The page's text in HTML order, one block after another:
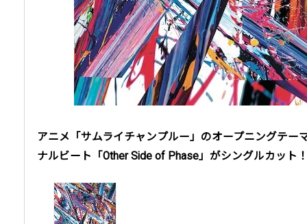
アニメ「サムライチャンプルー」のオープニングテー
ナルビート「Other Side of Phase」がシングルカット